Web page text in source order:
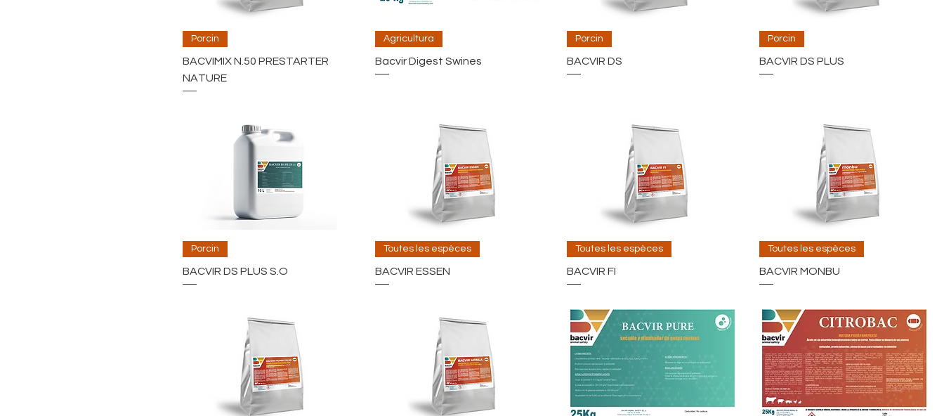
Porcin
BACVIMIX N.50 PRESTARTER
NATURE
Agricultura
Bacvir Digest Swines
Porcin
BACVIR DS
Porcin
BACVIR DS PLUS
Porcin
BACVIR DS PLUS S.O
Toutes les espèces
BACVIR ESSEN
Toutes les espèces
BACVIR FI
Toutes les espèces
BACVIR MONBU